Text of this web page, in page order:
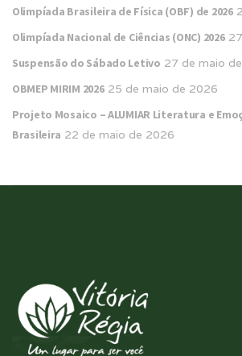
Olimpíada Brasileira de Física (OBF) de 2026
Olimpíada Nacional de Ciências (ONC) 2026
Suspensão do Sábado Letivo 27 de maio
OBMEP MIRIM 2026 25 de maio de 2026
Projeto Mosaico – ALUMIAR Literatura e
Brasileira 22 de maio de 2026